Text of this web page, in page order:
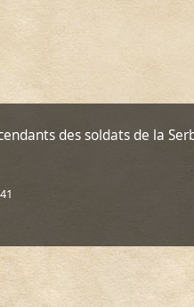
des soldats de la